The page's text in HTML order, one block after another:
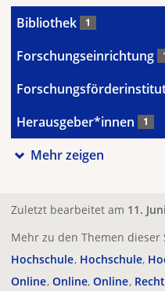
Bibliothek 1
Forschungseinrichtung
Herausgeber*innen 1
Mehr zeigen
Zuletzt bearbeitet am 11.
Mehr zu den Themen dieser
Hochschule Hochschule
Online Online Online